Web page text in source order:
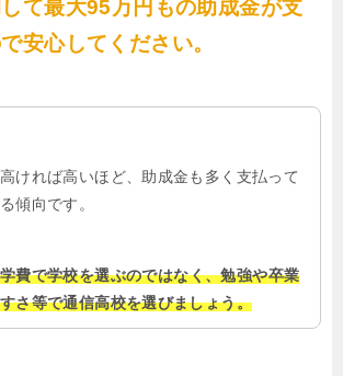
て最大95万円もの助成金が支
安心してください。
ければ高いほど、助成金も多く支払って
傾向です。
学費で学校を選ぶのではなく、勉強や卒業
さ等で通信高校を選びましょう。